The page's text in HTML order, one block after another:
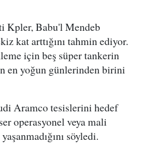
Kpler, Babu'l Mendeb
kat arttığını tahmin ediyor.
için beş süper tankerin
en yoğun günlerinden birini
Aramco tesislerini hedef
operasyonel veya mali
söyledi.